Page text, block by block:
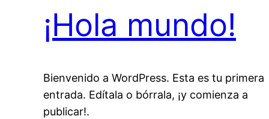
¡Hola mundo!
Bienvenido a WordPress. Esta es tu primera
entrada. Edítala o bórrala, ¡y comienza a
publicar!.